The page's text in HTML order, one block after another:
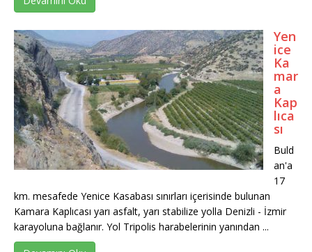
Yen
ice
Ka
mar
a
Kap
lıca
sı
Buld
an'a
17
km. mesafede Yenice Kasabası sınırları içerisinde bulunan
Kamara Kaplıcası yarı asfalt, yarı stabilize yolla Denizli - İzmir
karayoluna bağlanır. Yol Tripolis harabelerinin yanından ...